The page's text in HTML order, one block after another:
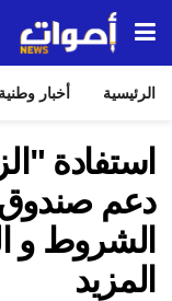
الرئيسية أخبار وطنية
استفادة
دعم صندوق
الشروط و
المزيد